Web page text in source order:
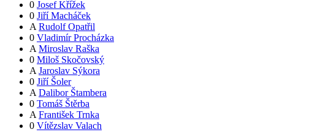
0 Josef Křížek
0 Jiří Macháček
A Rudolf Opatřil
0 Vladimír Procházka
A Miroslav Raška
0 Miloš Skočovský
A Jaroslav Sýkora
0 Jiří Šoler
A Dalibor Štambera
0 Tomáš Štěrba
A František Trnka
0 Vítězslav Valach